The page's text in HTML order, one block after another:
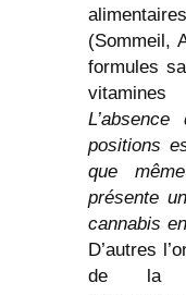
(Sommeil,
formules
positions
que
présente
cannabis
D’autres
de la